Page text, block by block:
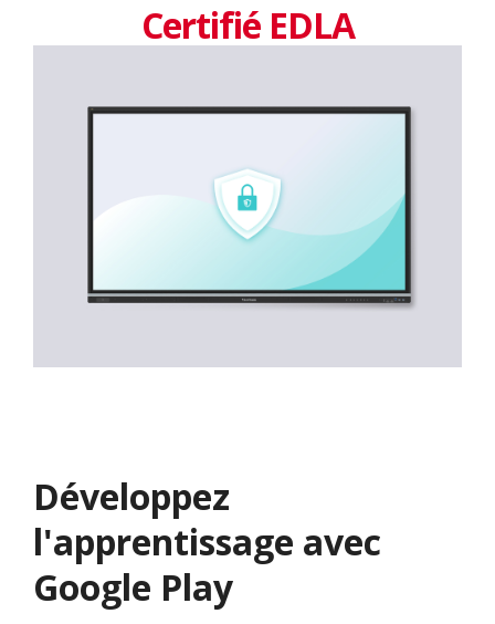
Certifié EDLA
Développez
l'apprentissage avec
Google Play